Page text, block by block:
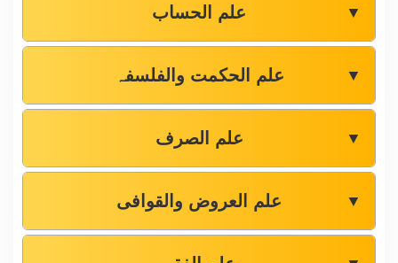
علم الحساب ▼
علم الحکمت والفلسفہ ▼
علم الصرف ▼
علم العروض والقوافی ▼